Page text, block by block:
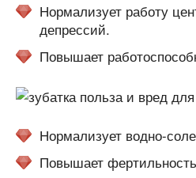
Нормализует работу
депрессий.
Повышает
Нормализует водно-
Повышает